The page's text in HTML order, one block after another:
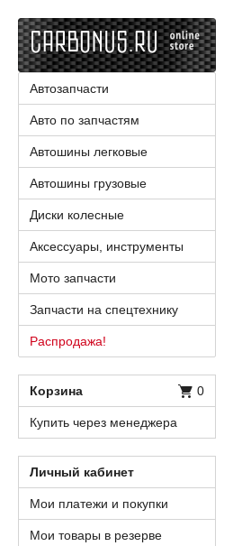
Автозапчасти
Авто по запчастям
Автошины легковые
Автошины грузовые
Диски колесные
Аксессуары, инструменты
Мото запчасти
Запчасти на спецтехнику
Распродажа!
Корзина 0
Купить через менеджера
Личный кабинет
Мои платежи и покупки
Мои товары в резерве